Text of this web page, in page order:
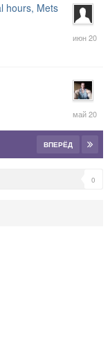
hours, Mets
июн
май
2020
ВПЕРЁД
0